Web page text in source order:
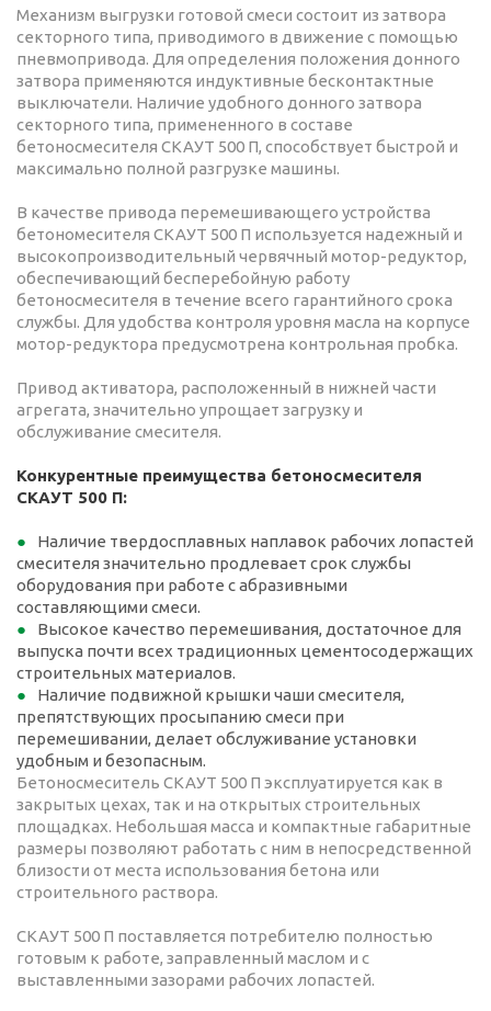
Механизм выгрузки готовой смеси состоит из затвора
секторного типа, приводимого в движение с помощью
пневмопривода. Для определения положения донного
затвора применяются индуктивные бесконтактные
выключатели. Наличие удобного донного затвора
секторного типа, примененного в составе
бетоносмесителя СКАУТ 500 П, способствует быстрой и
максимально полной разгрузке машины.
В качестве привода перемешивающего устройства
бетономесителя СКАУТ 500 П используется надежный и
высокопроизводительный червячный мотор-редуктор,
обеспечивающий бесперебойную работу
бетоносмесителя в течение всего гарантийного срока
службы. Для удобства контроля уровня масла на корпусе
мотор-редуктора предусмотрена контрольная пробка.
Привод активатора, расположенный в нижней части
агрегата, значительно упрощает загрузку и
обслуживание смесителя.
Конкурентные преимущества бетоносмесителя
СКАУТ 500 П:
Наличие твердосплавных наплавок рабочих лопастей
смесителя значительно продлевает срок службы
оборудования при работе с абразивными
составляющими смеси.
Высокое качество перемешивания, достаточное для
выпуска почти всех традиционных цементосодержащих
строительных материалов.
Наличие подвижной крышки чаши смесителя,
препятствующих просыпанию смеси при
перемешивании, делает обслуживание установки
удобным и безопасным.
Бетоносмеситель СКАУТ 500 П эксплуатируется как в
закрытых цехах, так и на открытых строительных
площадках. Небольшая масса и компактные габаритные
размеры позволяют работать с ним в непосредственной
близости от места использования бетона или
строительного раствора.
СКАУТ 500 П поставляется потребителю полностью
готовым к работе, заправленный маслом и с
выставленными зазорами рабочих лопастей.